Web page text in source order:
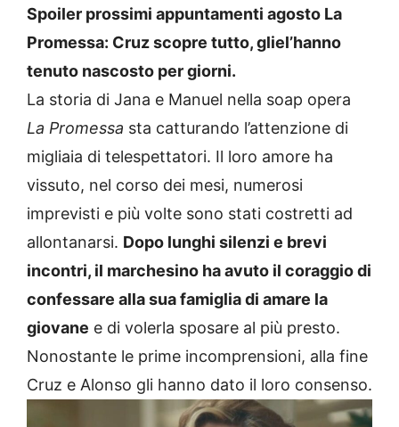
Spoiler prossimi appuntamenti agosto La
Promessa: Cruz scopre tutto, gliel’hanno
tenuto nascosto per giorni.
La storia di Jana e Manuel nella soap opera
La Promessa sta catturando l’attenzione di
migliaia di telespettatori. Il loro amore ha
vissuto, nel corso dei mesi, numerosi
imprevisti e più volte sono stati costretti ad
allontanarsi. Dopo lunghi silenzi e brevi
incontri, il marchesino ha avuto il coraggio di
confessare alla sua famiglia di amare la
giovane e di volerla sposare al più presto.
Nonostante le prime incomprensioni, alla fine
Cruz e Alonso gli hanno dato il loro consenso.